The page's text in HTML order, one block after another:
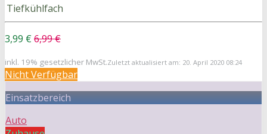
Tiefkühlfach
3,99 € 6,99 €
inkl. 19% gesetzlicher MwSt.Zuletzt aktualisiert am: 20. April 2020 08:24
Nicht Verfügbar
Einsatzbereich
Auto